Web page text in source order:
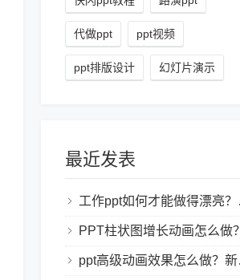
代做ppt ppt视频
ppt排版设计 幻灯片演示
最近发表
工作ppt如何才能做得漂亮？职场PPT美化与制作技巧
PPT柱状图增长动画怎么做？实用的ppt技巧分享给你！
ppt高级动画效果怎么做？新手也能学会的亮眼PPT动画指南